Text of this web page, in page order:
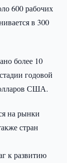
600 рабочих
в 300
более 10
годовой
США.
на рынки
стран
к развитию